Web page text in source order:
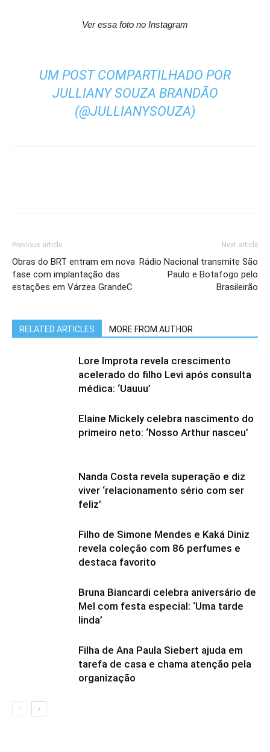
Ver essa foto no Instagram
UM POST COMPARTILHADO POR
JULLIANY SOUZA BRANDÃO
(@JULLIANYSOUZA)
Previous article
Obras do BRT entram em nova
fase com implantação das
estações em Várzea GrandeC
Next article
Rádio Nacional transmite São
Paulo e Botafogo pelo
Brasileirão
RELATED ARTICLES MORE FROM AUTHOR
Lore Improta revela crescimento
acelerado do filho Levi após consulta
médica: ‘Uauuu’
Elaine Mickely celebra nascimento do
primeiro neto: ‘Nosso Arthur nasceu’
Nanda Costa revela superação e diz
viver ‘relacionamento sério com ser
feliz’
Filho de Simone Mendes e Kaká Diniz
revela coleção com 86 perfumes e
destaca favorito
Bruna Biancardi celebra aniversário de
Mel com festa especial: ‘Uma tarde
linda’
Filha de Ana Paula Siebert ajuda em
tarefa de casa e chama atenção pela
organização